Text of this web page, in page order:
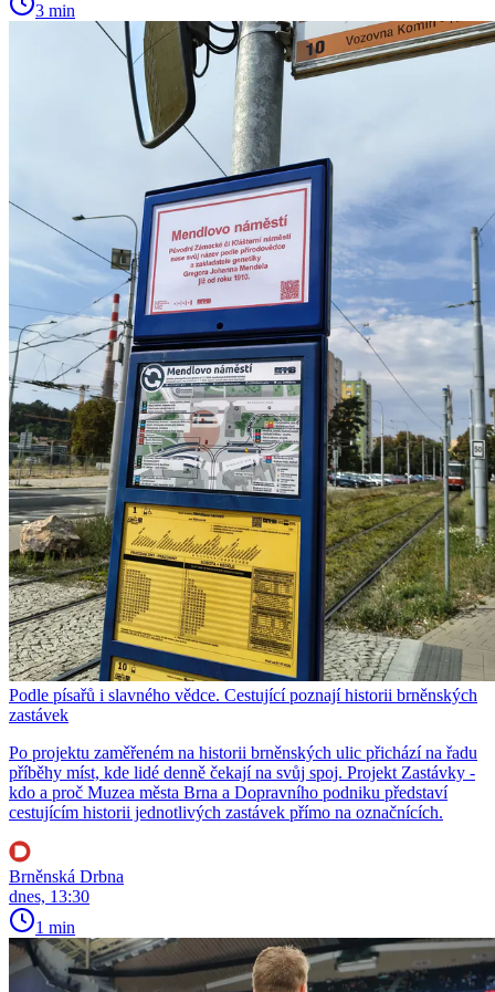
3 min
Podle písařů i slavného vědce. Cestující poznají historii brněnských
zastávek
Po projektu zaměřeném na historii brněnských ulic přichází na řadu
příběhy míst, kde lidé denně čekají na svůj spoj. Projekt Zastávky -
kdo a proč Muzea města Brna a Dopravního podniku představí
cestujícím historii jednotlivých zastávek přímo na označnících.
Brněnská Drbna
dnes, 13:30
1 min